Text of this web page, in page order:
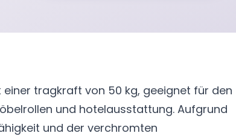
einer tragkraft von 50 kg, geeignet für den
und hotelausstattung. Aufgrund
und der verchromten